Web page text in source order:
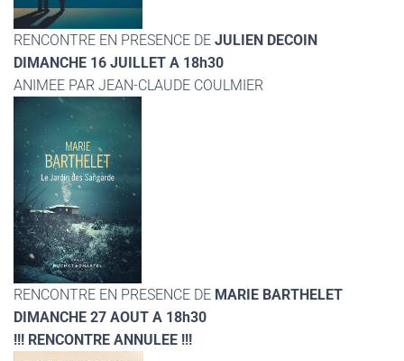
RENCONTRE EN PRESENCE DE JULIEN DECOIN
DIMANCHE 16 JUILLET A 18h30
ANIMEE PAR JEAN-CLAUDE COULMIER
RENCONTRE EN PRESENCE DE MARIE BARTHELET
DIMANCHE 27 AOUT A 18h30
!!! RENCONTRE ANNULEE !!!